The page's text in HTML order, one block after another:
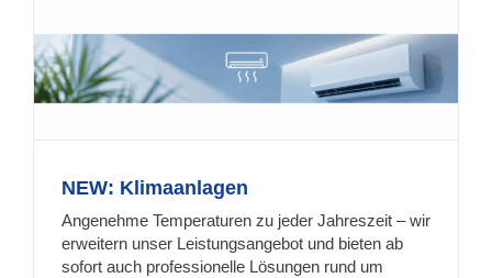
NEW: Klimaanlagen
Angenehme Temperaturen zu jeder Jahreszeit – wir
erweitern unser Leistungsangebot und bieten ab
sofort auch professionelle Lösungen rund um